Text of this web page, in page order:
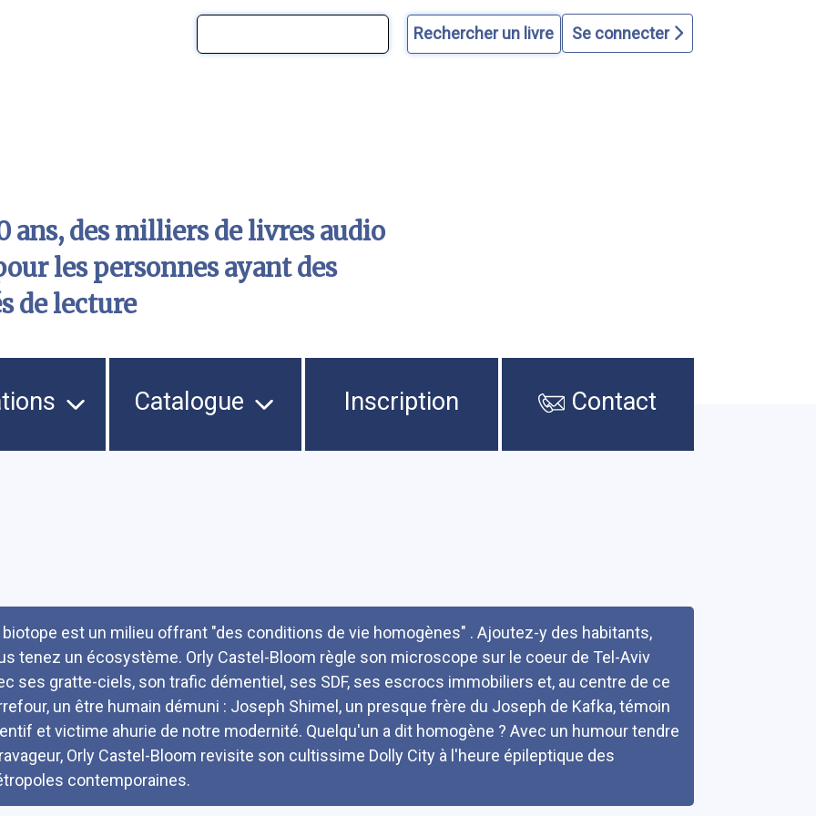
Se connecter
ans, des milliers de livres audio
les personnes ayant des
de lecture
Catalogue Inscription Contact
biotope est un milieu offrant "des conditions de vie homogènes" . Ajoutez-y des habitants,
tenez un écosystème. Orly Castel-Bloom règle son microscope sur le coeur de Tel-Aviv
ses gratte-ciels, son trafic démentiel, ses SDF, ses escrocs immobiliers et, au centre de ce
un être humain démuni : Joseph Shimel, un presque frère du Joseph de Kafka, témoin
et victime ahurie de notre modernité. Quelqu'un a dit homogène ? Avec un humour tendre
Orly Castel-Bloom revisite son cultissime Dolly City à l'heure épileptique des
contemporaines.